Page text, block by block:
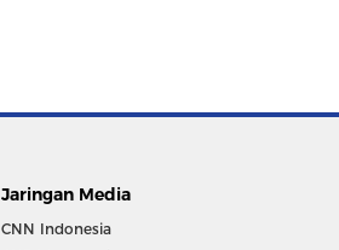
Jaringan Media
CNN Indonesia